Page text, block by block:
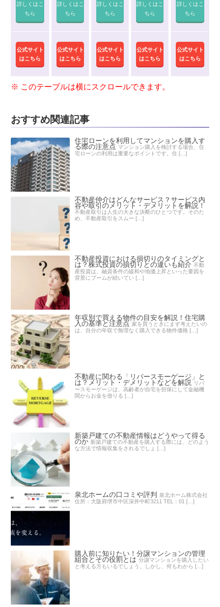
詳しくはこ
ちら
詳しくはこ
ちら
詳しくはこ
ちら
詳しくはこ
ちら
詳しくはこ
ちら
公式サイト
はこちら
公式サイト
はこちら
公式サイト
はこちら
公式サイト
はこちら
公式サイト
はこちら
おすすめ関連記事
住宅ローンを利用してマンションを購入す
る際の注意点 マンション購入を検討する場合、住
宅ローンの利用は重要なポイントです。住 […]
不動産仲介はどんなサービス？サービス内
容や取引のメリット・デメリットを解説！
不動産取引は人生の大きな決断のひとつです。そのた
め、不動産取引をスムー […]
不動産投資における損切りのタイミングと
は？株式投資の損切りとの違いも紹介 不動
産投資は、融資条件の緩和や地価上昇といった要因を
背景にブームが続いてい […]
年収別で買える物件の目安を解説！住宅購
入の基準と注意点 家を買うときにまず考えたいの
は、自分の年収で無理なく購入できる物件価格 […]
不動産に関わる「リバースモーゲージ」と
は？メリット・デメリットなどを解説 リバ
ースモーゲージは、高齢者が自宅を担保にして金融機
関からお金を借りる […]
新築戸建ての不動産情報はどうやって得る
のか 新築戸建ての不動産を購入する際には、どのよう
な方法で情報収集をされるでしょ […]
泉北ホームの口コミや評判
泉北ホーム株式会社
住所：大阪府堺市中区深井中町3211 TEL：01 […]
購入前に知りたい！分譲マンションの管理
組合とその役割とは 分譲マンションを購入したい
と考える方もいるでしょう。しかし、何もわから […]